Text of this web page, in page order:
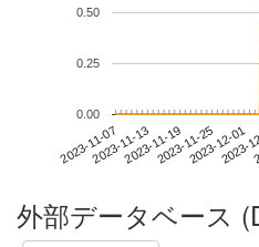
2023-11-072023-11-132023-11-192023-11-252023-12-01
2023-
0.00
0.25
0.50
外部データベース